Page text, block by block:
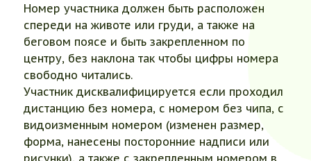
Номер участника должен быть расположен
спереди на животе или груди, а также на
беговом поясе и быть закрепленном по
центру, без наклона так чтобы цифры номера
свободно читались.
Участник дисквалифицируется если проходил
дистанцию без номера, с номером без чипа, с
видоизменным номером (изменен размер,
форма, нанесены посторонние надписи или
рисунки), а также с закрепленным номером в